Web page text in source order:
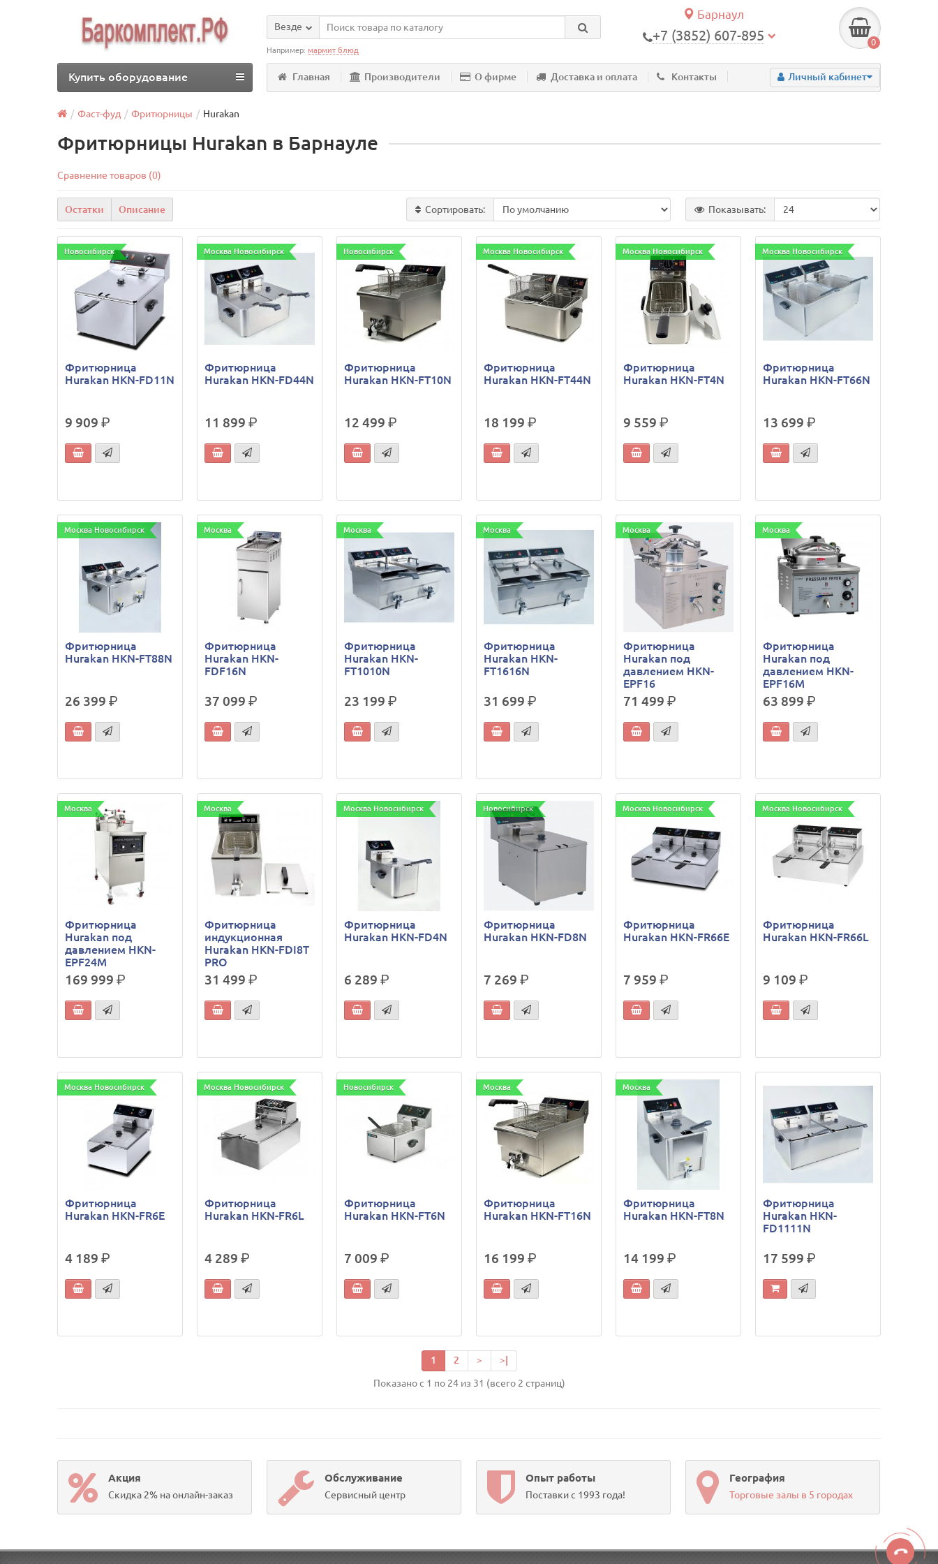
Барнаул
+7 (3852) 607-895 0
Везде
Например:мармит блюд
Главная Производители О фирме Доставка и оплата Контакты Личный кабинет
Купить оборудование
Фаст-фуд Фритюрницы Hurakan
Фритюрницы Hurakan в Барнауле
Сравнение товаров (0)
Остатки Описание Сортировать: Показывать:
Новосибирск
Фритюрница
Hurakan HKN-FD11N
9 909р.
Москва Новосибирск
Фритюрница
Hurakan HKN-FD44N
11 899р.
Новосибирск
Фритюрница
Hurakan HKN-FT10N
12 499р.
Москва Новосибирск
Фритюрница
Hurakan HKN-FT44N
18 199 р.
Москва Новосибирск
Фритюрница
Hurakan HKN-FT4N
9 559 р.
Москва Новосибирск
Фритюрница
Hurakan HKN-FT66N
13 699 р.
Москва Новосибирск
Фритюрница
Hurakan HKN-FT88N
26 399р.
Москва
Фритюрница
Hurakan HKN-
FDF16N
37 099р.
Москва
Фритюрница
Hurakan HKN-
FT1010N
23 199р.
Москва
Фритюрница
Hurakan HKN-
FT1616N
31 699 р.
Москва
Фритюрница
Hurakan под
давлением HKN-
EPF16
71 499 р.
Москва
Фритюрница
Hurakan под
давлением HKN-
EPF16M
63 899 р.
Москва
Фритюрница
Hurakan под
давлением HKN-
EPF24M
169 999р.
Москва
Фритюрница
индукционная
Hurakan HKN-FDI8T
PRO
31 499р.
Москва Новосибирск
Фритюрница
Hurakan HKN-FD4N
6 289р.
Новосибирск
Фритюрница
Hurakan HKN-FD8N
7 269 р.
Москва Новосибирск
Фритюрница
Hurakan HKN-FR66E
7 959 р.
Москва Новосибирск
Фритюрница
Hurakan HKN-FR66L
9 109 р.
Москва Новосибирск
Фритюрница
Hurakan HKN-FR6E
4 189р.
Москва Новосибирск
Фритюрница
Hurakan HKN-FR6L
4 289р.
Новосибирск
Фритюрница
Hurakan HKN-FT6N
7 009р.
Москва
Фритюрница
Hurakan HKN-FT16N
16 199 р.
Москва
Фритюрница
Hurakan HKN-FT8N
14 199 р.
Фритюрница
Hurakan HKN-
FD1111N
17 599 р.
1 2 > >|
Показано с 1 по 24 из 31 (всего 2 страниц)
Акция
Скидка 2% на онлайн-заказ
Обслуживание
Сервисный центр
Опыт работы
Поставки с 1993 года!
География
Торговые залы в 5 городах